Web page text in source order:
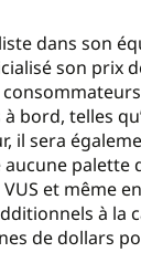
dans son
son prix
bord, telles
il sera
palette
et même
à la
de dollars